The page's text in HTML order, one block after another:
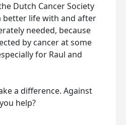
Dutch Cancer Society
better life with and after
needed, because
by cancer at some
for Raul and
a difference. Against
help?